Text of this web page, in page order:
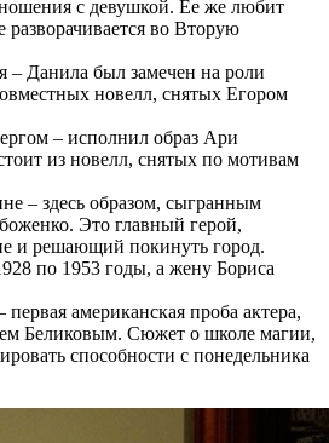
с девушкой. Ее же любит
разворачивается во Вторую
– Данила был замечен на роли
новелл, снятых Егором
– исполнил образ Ари
из новелл, снятых по мотивам
– здесь образом, сыгранным
Это главный герой,
и решающий покинуть город.
по 1953 годы, а жену Бориса
американская проба актера,
Беликовым. Сюжет о школе магии,
способности с понедельника